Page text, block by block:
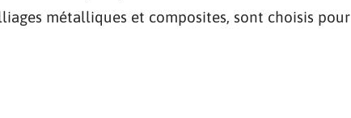
métalliques et composites, sont choisis pour